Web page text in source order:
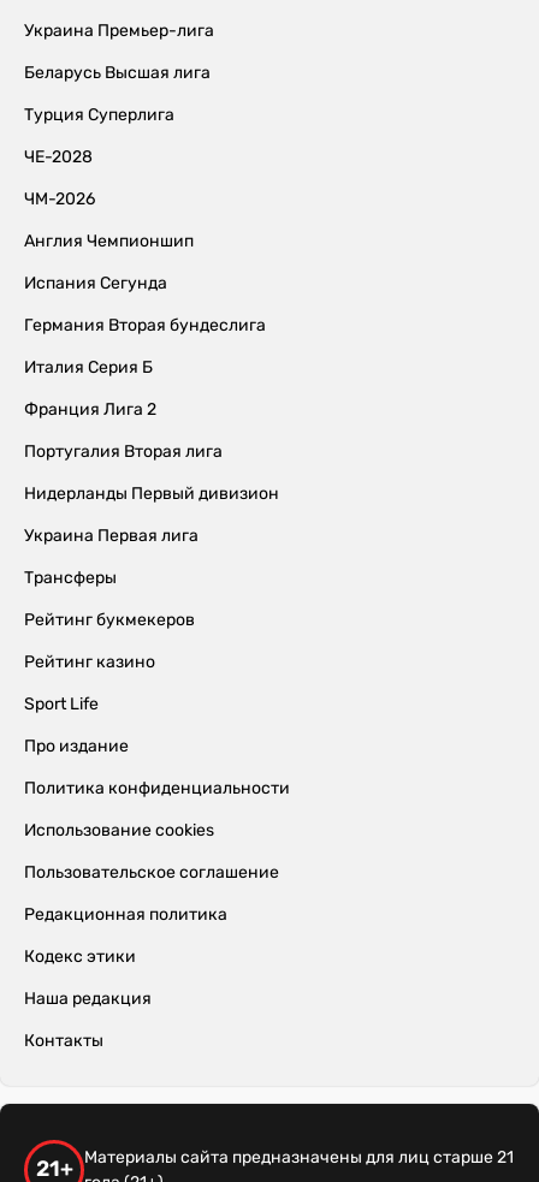
Украина Премьер-лига
Беларусь Высшая лига
Турция Суперлига
ЧЕ-2028
ЧМ-2026
Англия Чемпионшип
Испания Сегунда
Германия Вторая бундеслига
Италия Серия Б
Франция Лига 2
Португалия Вторая лига
Нидерланды Первый дивизион
Украина Первая лига
Трансферы
Рейтинг букмекеров
Рейтинг казино
Sport Life
Про издание
Политика конфиденциальности
Использование cookies
Пользовательское соглашение
Редакционная политика
Кодекс этики
Наша редакция
Контакты
21+
Материалы сайта предназначены для лиц старше 21